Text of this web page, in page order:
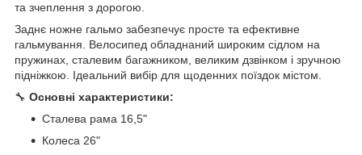
та зчеплення з дорогою.
Заднє ножне гальмо забезпечує просте та ефективне
гальмування. Велосипед обладнаний широким сідлом на
пружинах, сталевим багажником, великим дзвінком і зручною
підніжкою. Ідеальний вибір для щоденних поїздок містом.
🔧 Основні характеристики:
Сталева рама 16,5"
Колеса 26"